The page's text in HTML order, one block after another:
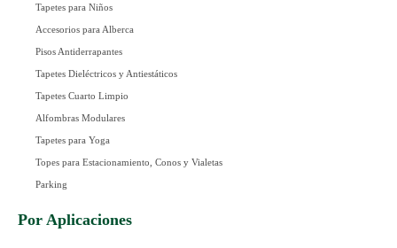
Tapetes para Niños
Accesorios para Alberca
Pisos Antiderrapantes
Tapetes Dieléctricos y Antiestáticos
Tapetes Cuarto Limpio
Alfombras Modulares
Tapetes para Yoga
Topes para Estacionamiento, Conos y Vialetas
Parking
Por Aplicaciones